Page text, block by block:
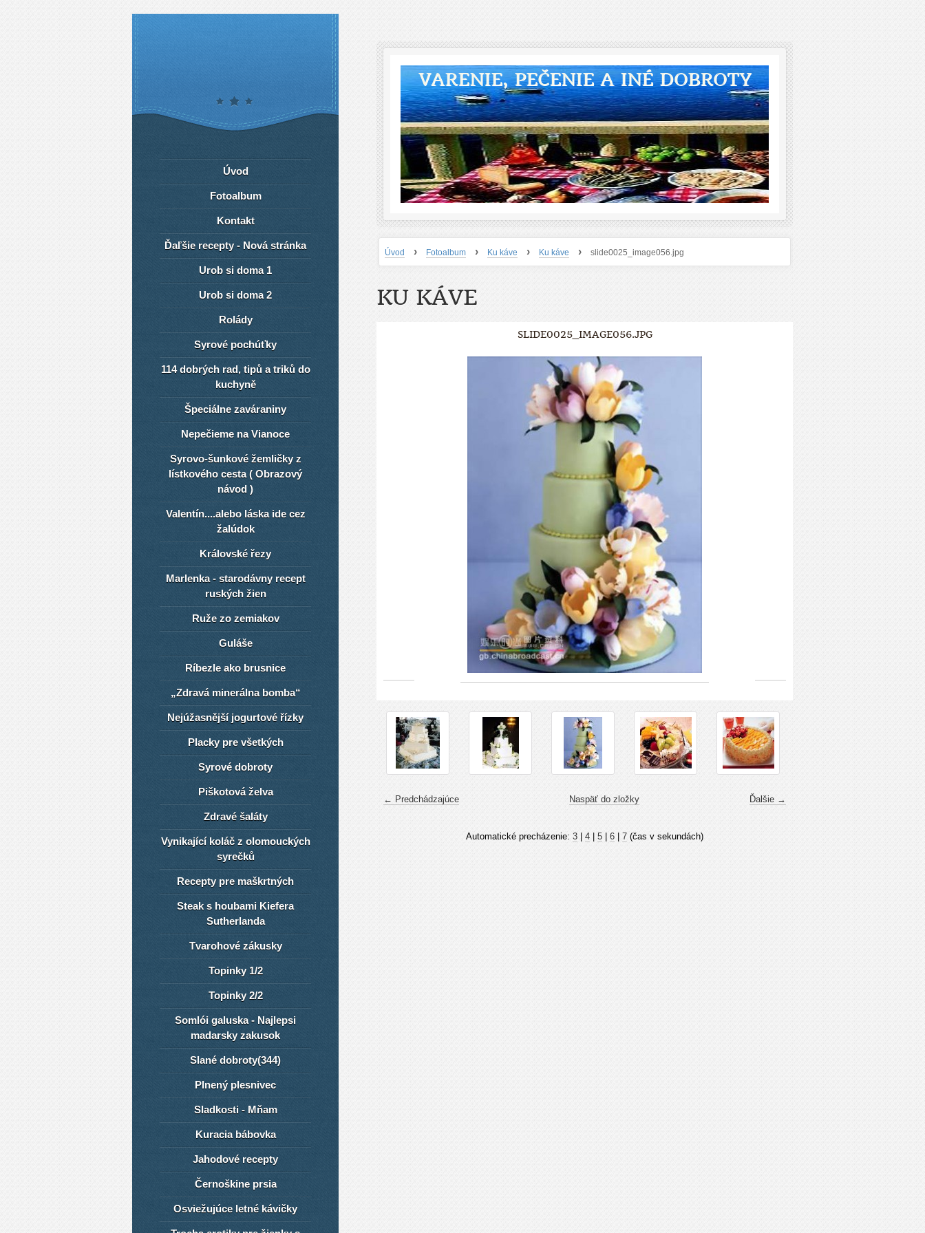
VARENIE, PEČENIE A INÉ DOBROTY
Úvod › Fotoalbum › Ku káve › Ku káve › slide0025_image056.jpg
KU KÁVE
SLIDE0025_IMAGE056.JPG
← Predchádzajúce Ďalšie →
Naspäť do zložky
Automatické precházenie: 3 4 5 6 7 (čas v sekundách)
Úvod
Fotoalbum
Kontakt
Ďaľšie recepty - Nová stránka
Urob si doma 1
Urob si doma 2
Rolády
Syrové pochúťky
114 dobrých rad, tipů a triků do
kuchyně
Špeciálne zaváraniny
Nepečieme na Vianoce
Syrovo-šunkové žemličky z
lístkového cesta ( Obrazový
návod )
Valentín....alebo láska ide cez
žalúdok
Královské řezy
Marlenka - starodávny recept
ruských žien
Ruže zo zemiakov
Guláše
Ríbezle ako brusnice
„Zdravá minerálna bomba“
Nejúžasnější jogurtové řízky
Placky pre všetkých
Syrové dobroty
Piškotová želva
Zdravé šaláty
Vynikající koláč z olomouckých
syrečků
Recepty pre maškrtných
Steak s houbami Kiefera
Sutherlanda
Tvarohové zákusky
Topinky 1/2
Topinky 2/2
Somlói galuska - Najlepsi
madarsky zakusok
Slané dobroty(344)
Plnený plesnivec
Sladkosti - Mňam
Kuracia bábovka
Jahodové recepty
Černoškine prsia
Osviežujúce letné kávičky